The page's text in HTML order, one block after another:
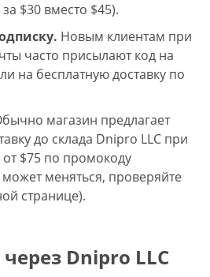
$30 вместо $45).
Новым клиентам при
часто присылают код на
на бесплатную доставку по
магазин предлагает
до склада Dnipro LLC при
от $75 по промокоду
может меняться, проверяйте
странице).
Dnipro LLC